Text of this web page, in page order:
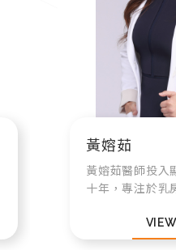
黃嫆茹
黃嫆茹醫師投入
十年，專注於乳
達文西機械手臂
並結合感覺神經